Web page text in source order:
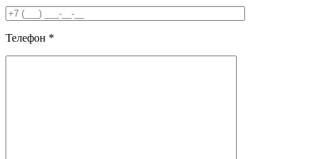
Телефон *